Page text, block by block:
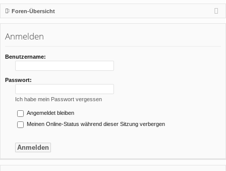
en
lie
de
m
el
ist
rie
Foren-Übersicht
Anmelden
Benutzername:
Passwort:
Ich habe mein Passwort vergessen
Angemeldet bleiben
Meinen Online-Status während dieser Sitzung verbergen